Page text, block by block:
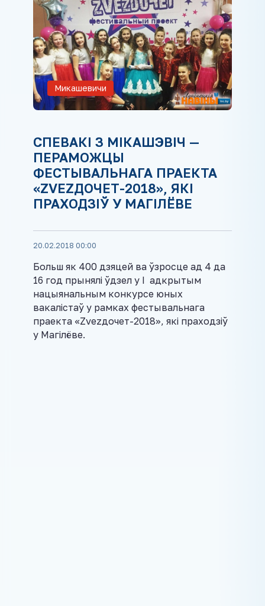
Микашевичи
СПЕВАКІ З МІКАШЭВІЧ —
ПЕРАМОЖЦЫ
ФЕСТЫВАЛЬНАГА ПРАЕКТА
«ZVEZДОЧЕТ-2018», ЯКІ
ПРАХОДЗІЎ У МАГІЛЁВЕ
20.02.2018 00:00
Больш як 400 дзяцей ва ўзросце ад 4 да
16 год прынялі ўдзел у І адкрытым
нацыянальным конкурсе юных
вакалістаў у рамках фестывальнага
праекта «Zvezдочет-2018», які праходзіў
у Магілёве.